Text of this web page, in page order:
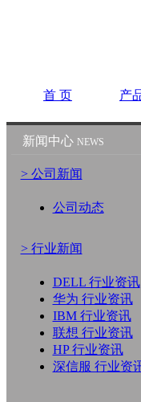
首 页 产
新闻中心 NEWS
> 公司新闻
公司动态
> 行业新闻
DELL 行业资讯
华为 行业资讯
IBM 行业资讯
联想 行业资讯
HP 行业资讯
深信服 行业资